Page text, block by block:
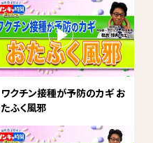
ワクチン接種が予防のカギ お
たふく風邪